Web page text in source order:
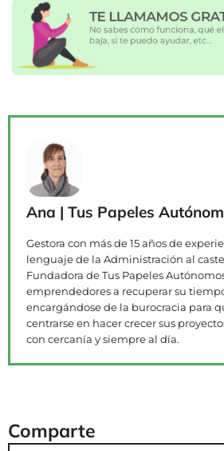
Ana | Tus Papeles
Gestora con más de 15 años de
lenguaje de la Administración al
Fundadora de Tus Papeles
emprendedores a recuperar su
encargándose de la burocracia para
centrarse en hacer crecer sus
con cercanía y siempre al día.
Comparte